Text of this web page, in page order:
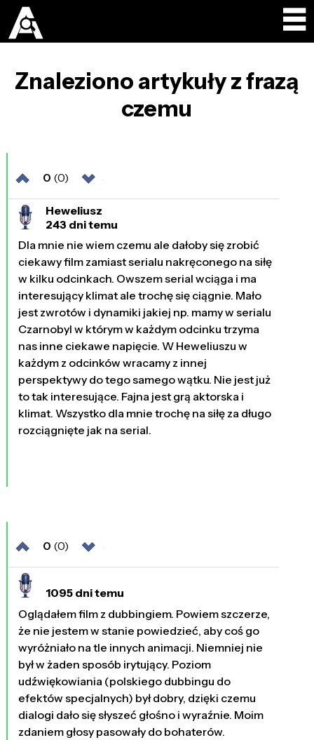
Znaleziono artykuły z frazą
czemu
0 (0)
Heweliusz
243 dni temu
Dla mnie nie wiem czemu ale dałoby się zrobić
ciekawy film zamiast serialu nakręconego na siłę
w kilku odcinkach. Owszem serial wciąga i ma
interesujący klimat ale trochę się ciągnie. Mało
jest zwrotów i dynamiki jakiej np. mamy w serialu
Czarnobyl w którym w każdym odcinku trzyma
nas inne ciekawe napięcie. W Heweliuszu w
każdym z odcinków wracamy z innej
perspektywy do tego samego wątku. Nie jest już
to tak interesujące. Fajna jest grą aktorska i
klimat. Wszystko dla mnie trochę na siłę za długo
rozciągnięte jak na serial.
0 (0)
1095 dni temu
Oglądałem film z dubbingiem. Powiem szczerze,
że nie jestem w stanie powiedzieć, aby coś go
wyróżniało na tle innych animacji. Niemniej nie
był w żaden sposób irytujący. Poziom
udźwiękowiania (polskiego dubbingu do
efektów specjalnych) był dobry, dzięki czemu
dialogi dało się słyszeć głośno i wyraźnie. Moim
zdaniem głosy pasowały do bohaterów.